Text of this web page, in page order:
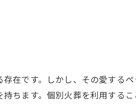
在です。しかし、その愛する
ちます。個別火葬を利用する